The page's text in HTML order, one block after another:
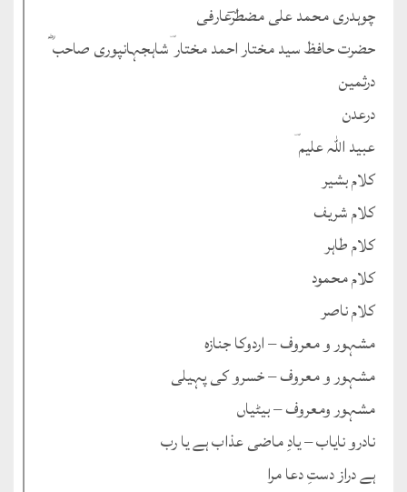
چوہدری محمد علی مضطرؔعارفی
حضرت حافظ سید مختار احمد مختار ؔشاہجہانپوری صاحب ؓ
درثمین
درعدن
عبید اللہ علیم ؔ
کلام بشیر
کلام شریف
کلام طاہر
کلام محمود
کلام ناصر
مشہور و معروف – اردوکا جنازہ
مشہور و معروف – خسرو کی پہیلی
مشہور ومعروف – بیٹیاں
نادرو نایاب – یادِ ماضی عذاب ہے یا رب
ہے دراز دستِ دعا مرا